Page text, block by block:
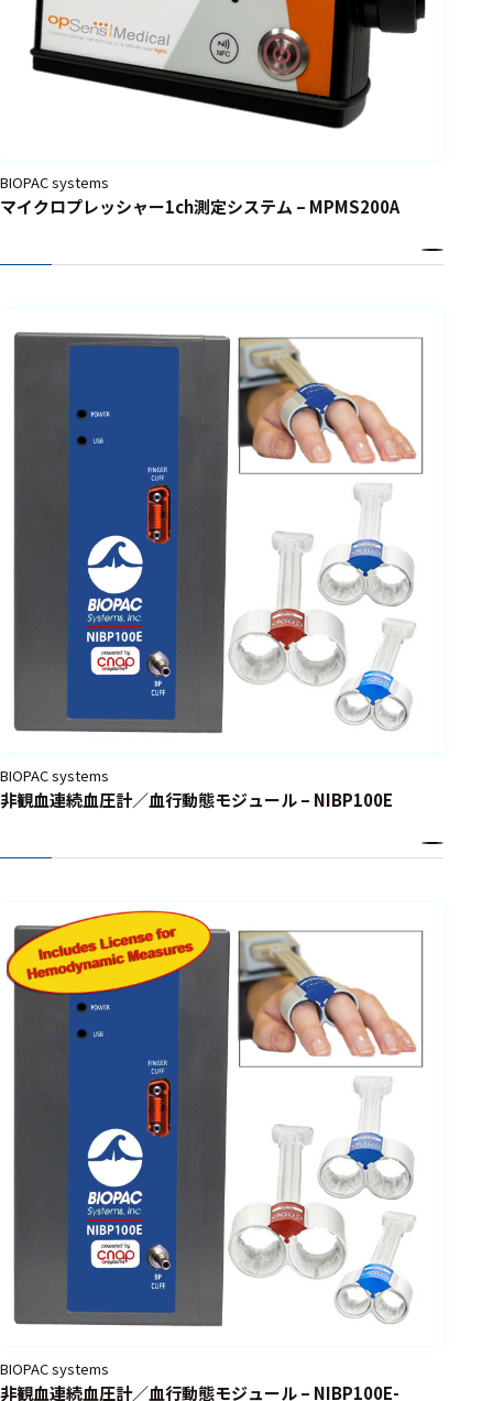
BIOPAC systems
マイクロプレッシャー1ch測定システム – MPMS200A
BIOPAC systems
非観血連続血圧計／血行動態モジュール – NIBP100E
BIOPAC systems
非観血連続血圧計／血行動態モジュール – NIBP100E-